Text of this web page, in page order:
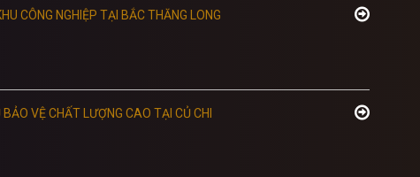
CÔNG NGHIỆP TẠI BẮC THĂNG LONG
VỆ CHẤT LƯỢNG CAO TẠI CỦ CHI